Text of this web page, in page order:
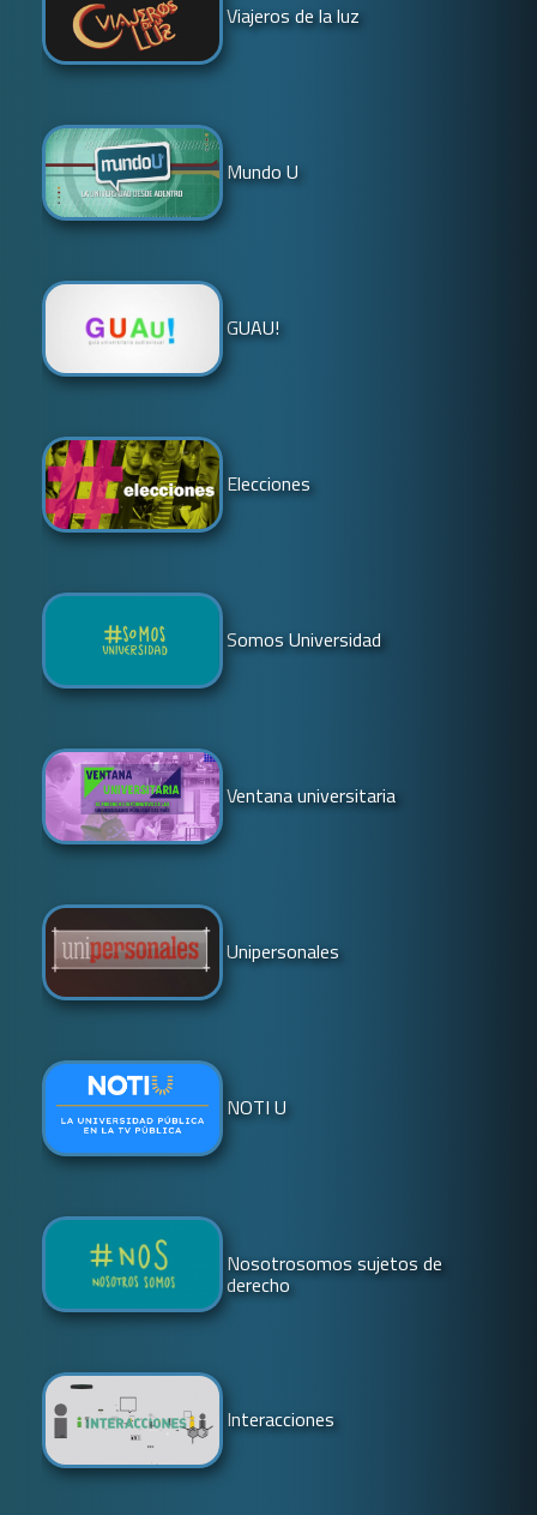
Viajeros de la luz
Mundo U
GUAU!
Elecciones
Somos Universidad
Ventana universitaria
Unipersonales
NOTI U
Nosotrosomos sujetos de
derecho
Interacciones